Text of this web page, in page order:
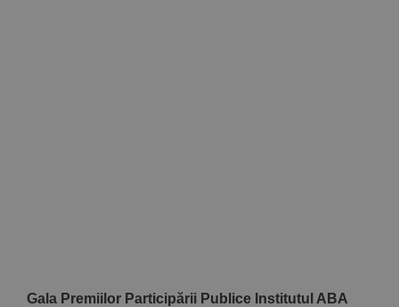
Gala Premiilor Participării Publice Institutul ABA